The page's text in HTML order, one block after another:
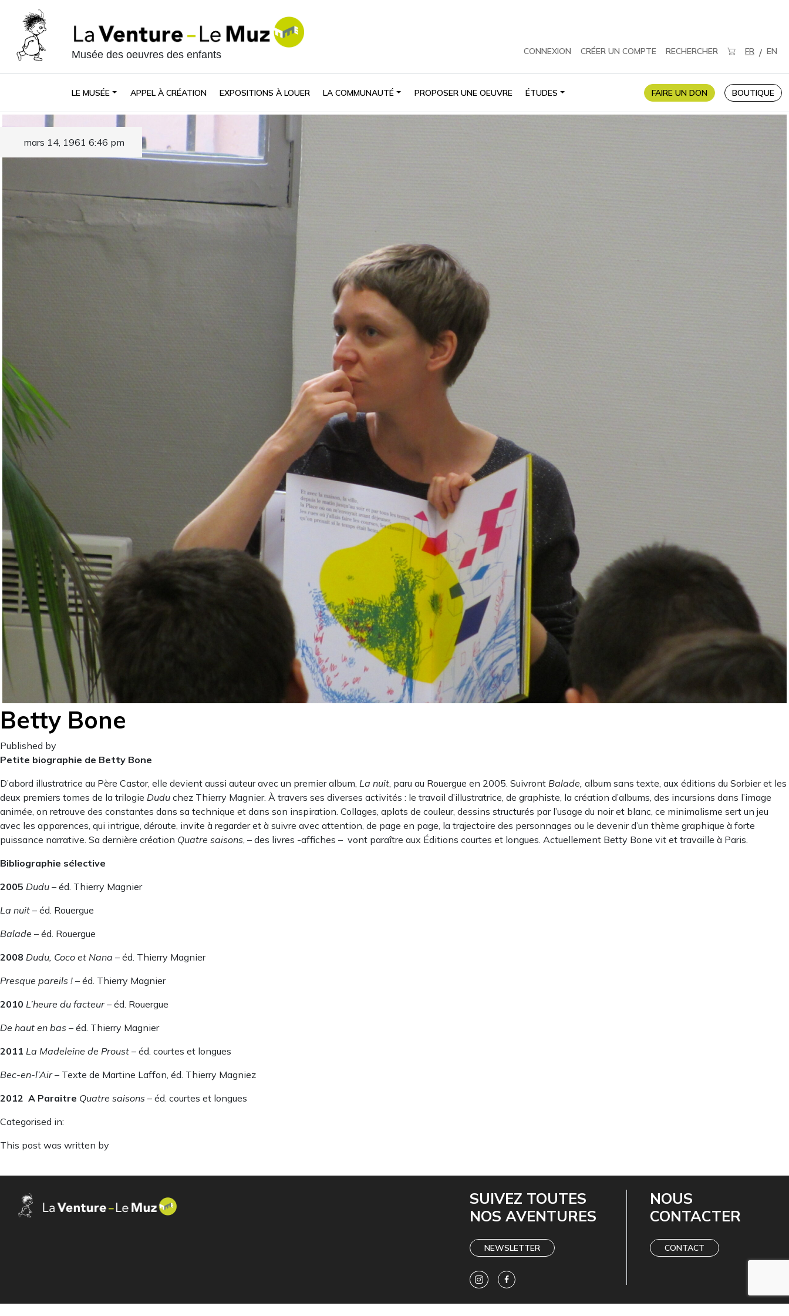
Musée des oeuvres des enfants CONNEXION CRÉER UN COMPTE RECHERCHER FR / EN
LE MUSÉE APPEL À CRÉATION EXPOSITIONS À LOUER LA COMMUNAUTÉ PROPOSER UNE OEUVRE ÉTUDES FAIRE UN DON BOUTIQUE
Betty Bone
mars 14, 1961 6:46 pm
Published by
Petite biographie de Betty Bone
D’abord illustratrice au Père Castor, elle devient aussi auteur avec un premier album, La nuit paru au Rouergue en 2005. Suivront Balade, album sans texte, aux éditions du Sorbier et les
deux premiers tomes de la trilogie Dudu chez Thierry Magnier. À travers ses diverses activités : le travail d’illustratrice, de graphiste, la création d’albums, des incursions dans l’image
animée, on retrouve des constantes dans sa technique et dans son inspiration. Collages, aplats de couleur, dessins structurés par l’usage du noir et blanc, ce minimalisme sert un jeu
avec les apparences, qui intrigue, déroute, invite à regarder et à suivre avec attention, de page en page, la trajectoire des personnages ou le devenir d’un thème graphique à forte
puissance narrative. Sa dernière création Quatre saisons , – des livres -affiches – vont paraître aux Éditions courtes et longues. Actuellement Betty Bone vit et travaille à Paris.
Bibliographie sélective
2005 Dudu – éd. Thierry Magnier
La nuit – éd. Rouergue
Balade – éd. Rouergue
2008 Dudu, Coco et Nana – éd. Thierry Magnier
Presque pareils ! – éd. Thierry Magnier
2010 L’heure du facteur– éd. Rouergue
De haut en bas – éd. Thierry Magnier
2011 La Madeleine de Proust – éd. courtes et longues
Bec-en-l’Air– Texte de Martine Laffon, éd. Thierry Magniez
2012 A Paraitre Quatre saisons – éd. courtes et longues
Categorised in:
This post was written by
SUIVEZ TOUTES
NOS AVENTURES
NEWSLETTER
NOUS
CONTACTER
CONTACT